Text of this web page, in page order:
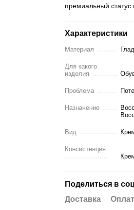
премиальный статус
Характеристики
Материал
Для какого
изделия
Проблема
Назначение
Вид
Консистенция
Поделиться в
Доставка